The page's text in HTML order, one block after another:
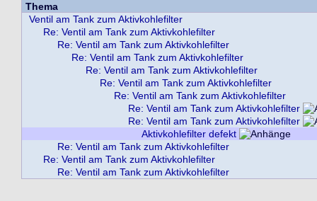
Thema
Ventil am Tank zum Aktivkohlefilter
Re: Ventil am Tank zum Aktivkohlefilter
Re: Ventil am Tank zum Aktivkohlefilter
Re: Ventil am Tank zum Aktivkohlefilter
Re: Ventil am Tank zum Aktivkohlefilter
Re: Ventil am Tank zum Aktivkohlefilter
Re: Ventil am Tank zum Aktivkohlefilter
Re: Ventil am Tank zum Aktivkohlefilter
Re: Ventil am Tank zum Aktivkohlefilter
Aktivkohlefilter defekt
Re: Ventil am Tank zum Aktivkohlefilter
Re: Ventil am Tank zum Aktivkohlefilter
Re: Ventil am Tank zum Aktivkohlefilter